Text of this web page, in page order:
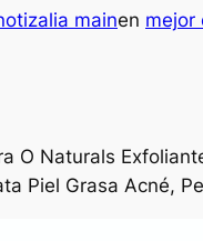
mainen mejor
O Naturals
Piel Grasa Acné,